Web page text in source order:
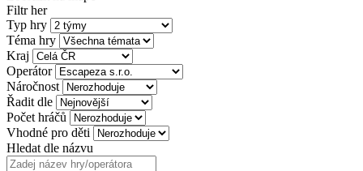
Filtr her
Typ hry
Téma hry
Kraj
Operátor
Náročnost
Řadit dle
Počet hráčů
Vhodné pro děti
Hledat dle názvu